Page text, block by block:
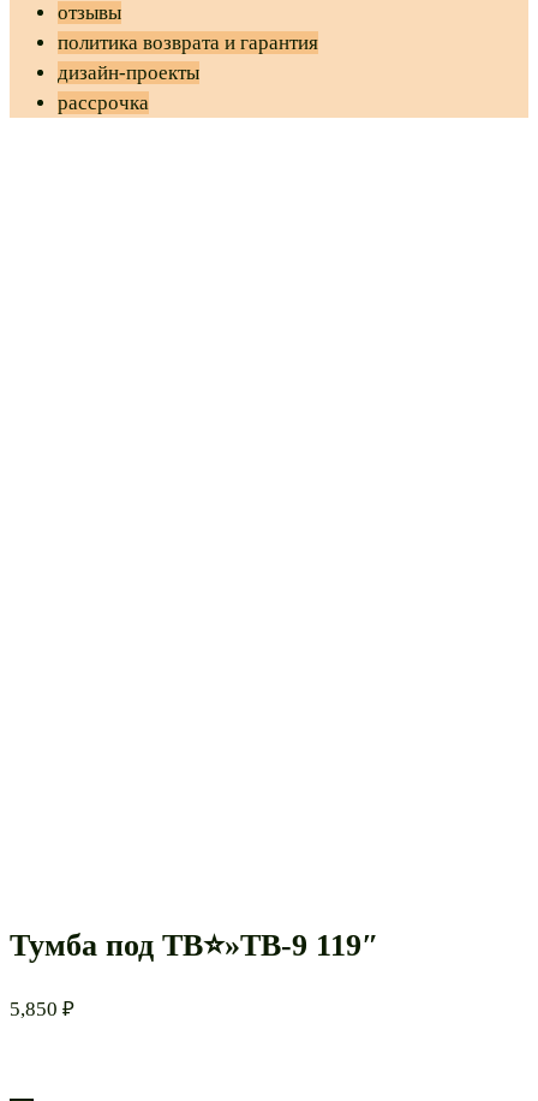
отзывы
политика возврата и гарантия
дизайн-проекты
рассрочка
Тумба под ТВ⭐»ТВ-9 119″
5,850 ₽